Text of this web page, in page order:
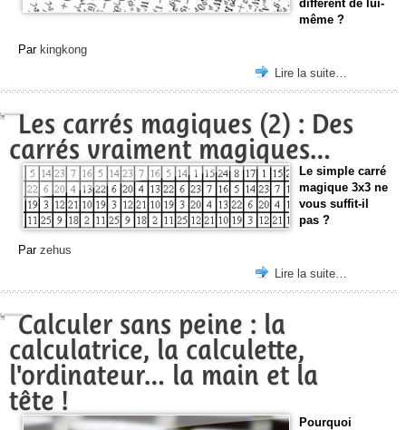
différent de lui-
même ?
Par kingkong
Lire la suite…
Les carrés magiques (2) : Des
carrés vraiment magiques…
Le simple carré
magique 3x3 ne
vous suffit-il
pas ?
Par zehus
Lire la suite…
Calculer sans peine : la
calculatrice, la calculette,
l'ordinateur… la main et la
tête !
Pourquoi